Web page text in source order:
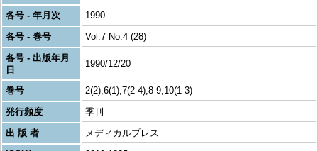
各号 - 年月次
1990
各号 - 巻号
Vol.7 No.4 (28)
各号 - 出版年月
日
1990/12/20
巻号
2(2),6(1),7(2-4),8-9,10(1-3)
発行頻度
季刊
出 版 者
メディカルプレス